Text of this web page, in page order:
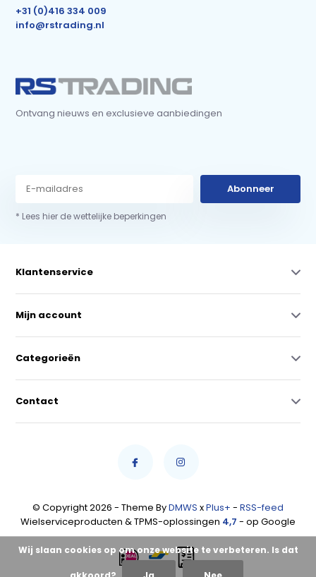
+31 (0)416 334 009
info@rstrading.nl
Ontvang nieuws en exclusieve aanbiedingen
Abonneer
* Lees hier de wettelijke beperkingen
Klantenservice
Mijn account
Categorieën
Contact
© Copyright 2026 - Theme ByDMWS xPlus+ - RSS-feed
Wielserviceproducten & TPMS-oplossingen 4,7 - op Google
Wij slaan cookies op om onze website te verbeteren. Is dat